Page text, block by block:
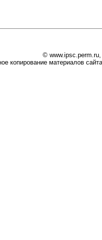
©
копирование материалов